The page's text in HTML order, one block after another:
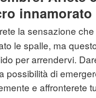
innamorato
la sensazione
le spalle, ma
per arrendervi.
possibilità di
e affronterete